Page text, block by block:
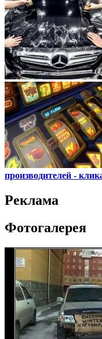
производителей -
Реклама
Фотогалерея